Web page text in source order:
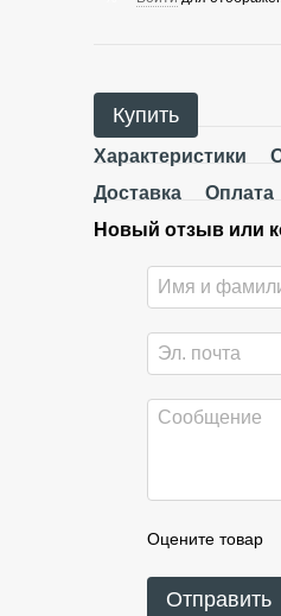
Купить
Характеристики
Доставка
Оплата
Новый отзыв или
Оцените товар
Отправить